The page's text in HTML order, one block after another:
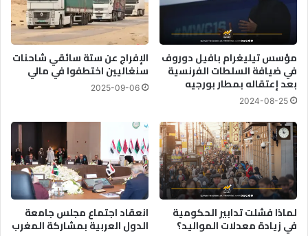
ةئ
ق
ا
ت
ط
ب
ق
"
مؤسس تيليغرام بافيل دوروف
في ضيافة السلطات الفرنسية
بعد إعتقاله بمطار بورجيه
2024-08-25
الإفراج عن ستة سائقي شاحنات
سنغاليين اختطفوا في مالي
2025-09-06
لماذا فشلت تدابير الحكومية
في زيادة معدلات المواليد؟
انعقاد اجتماع مجلس جامعة
الدول العربية بمشاركة المغرب